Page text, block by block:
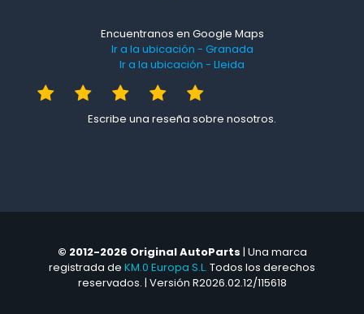
Encuentranos en Google Maps
Ir a la ubicación - Granada
Ir a la ubicación - Lleida
Escribe una reseña sobre nosotros.
© 2012-2026 Original AutoParts | Una marca
registrada de KM.0 Europa S.L. Todos los derechos
reservados. | Versión R2026.02.12/115618